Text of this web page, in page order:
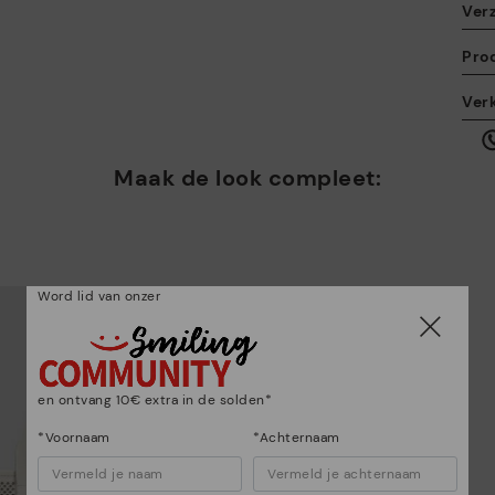
Maak de look compleet:
Word lid van onzer
en ontvang 10€ extra in de solden*
*Voornaam *Achternaam